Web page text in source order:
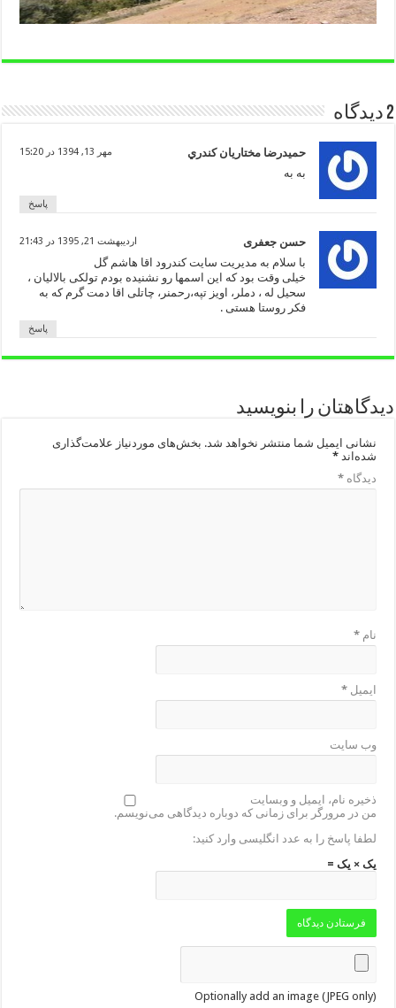
2 دیدگاه
حميدرضا مختاريان كندري مهر 13, 1394 در 15:20
به به
پاسخ
حسن جعفری اردیبهشت 21, 1395 در 21:43
با سلام به مدیریت سایت کندرود اقا هاشم گل
خیلی وقت بود که این اسمها رو نشنیده بودم تولکی بالالیان ،
سحیل له ، دملر، اویز تپه،رحمنر، چاتلی اقا دمت گرم که به
فکر روستا هستی .
پاسخ
دیدگاهتان را بنویسید
نشانی ایمیل شما منتشر نخواهد شد. بخش‌های موردنیاز علامت‌گذاری
شده‌اند*
دیدگاه*
نام*
ایمیل*
وب‌ سایت
ذخیره نام، ایمیل و وبسایت
من در مرورگر برای زمانی که دوباره دیدگاهی می‌نویسم.
لطفا پاسخ را به عدد انگلیسی وارد کنید:
یک × یک =
Optionally add an image (JPEG only)